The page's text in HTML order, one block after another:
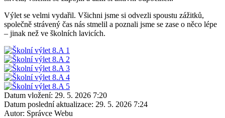
Výlet se velmi vydařil. Všichni jsme si odvezli spoustu zážitků,
společně strávený čas nás stmelil a poznali jsme se zase o něco lépe
– jinak než ve školních lavicích.
Datum vložení: 29. 5. 2026 7:20
Datum poslední aktualizace: 29. 5. 2026 7:24
Autor: Správce Webu